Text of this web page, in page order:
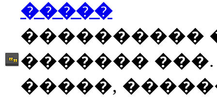
�����
����������
������� ���.
�����,